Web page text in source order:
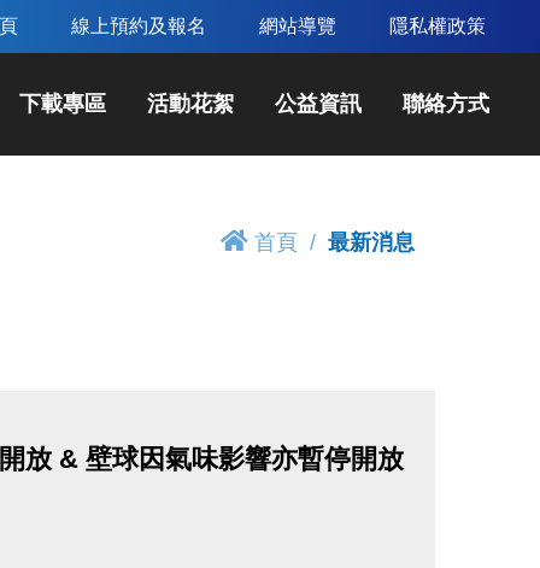
線上預約及報名 網站導覽 隱私權政策
下載專區 活動花絮 公益資訊 聯絡方式
首頁 最新消息
放 & 壁球因氣味影響亦暫停開放